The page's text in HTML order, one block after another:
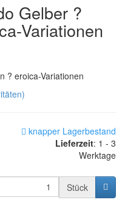
Gelber ?
Variationen
? eroica-Variationen
knapper Lagerbestand
Lieferzeit: 1 - 3
Werktage
Stück